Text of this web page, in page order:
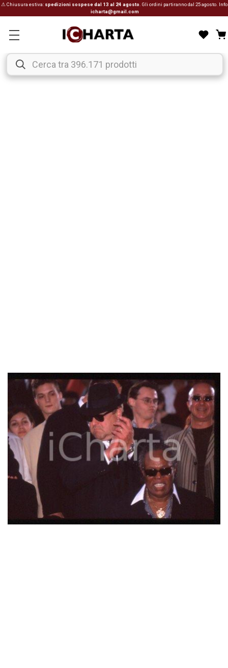
⚠ Chiusura estiva: spedizioni sospese dal 13 al 24 agosto . Gli ordini partiranno dal 25 agosto. Info:
icharta@gmail.com